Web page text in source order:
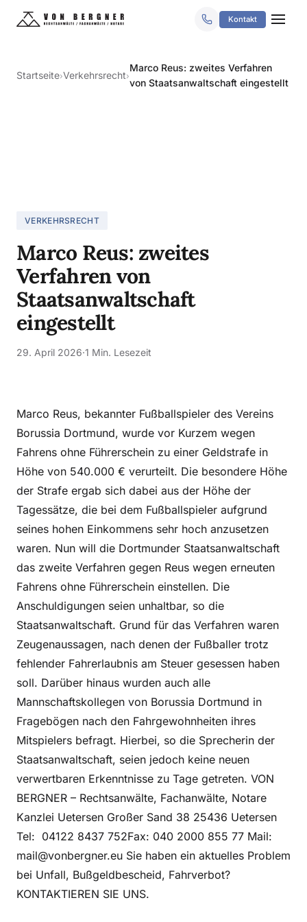
Kontakt
Startseite›Verkehrsrecht›
Marco Reus: zweites Verfahren
von Staatsanwaltschaft eingestellt
VERKEHRSRECHT
Marco Reus: zweites
Verfahren von
Staatsanwaltschaft
eingestellt
29. April 2026·1 Min. Lesezeit
Marco Reus, bekannter Fußballspieler des Vereins
Borussia Dortmund, wurde vor Kurzem wegen
Fahrens ohne Führerschein zu einer Geldstrafe in
Höhe von 540.000 € verurteilt. Die besondere Höhe
der Strafe ergab sich dabei aus der Höhe der
Tagessätze, die bei dem Fußballspieler aufgrund
seines hohen Einkommens sehr hoch anzusetzen
waren. Nun will die Dortmunder Staatsanwaltschaft
das zweite Verfahren gegen Reus wegen erneuten
Fahrens ohne Führerschein einstellen. Die
Anschuldigungen seien unhaltbar, so die
Staatsanwaltschaft. Grund für das Verfahren waren
Zeugenaussagen, nach denen der Fußballer trotz
fehlender Fahrerlaubnis am Steuer gesessen haben
soll. Darüber hinaus wurden auch alle
Mannschaftskollegen von Borussia Dortmund in
Fragebögen nach den Fahrgewohnheiten ihres
Mitspielers befragt. Hierbei, so die Sprecherin der
Staatsanwaltschaft, seien jedoch keine neuen
verwertbaren Erkenntnisse zu Tage getreten. VON
BERGNER – Rechtsanwälte, Fachanwälte, Notare
Kanzlei Uetersen Großer Sand 38 25436 Uetersen
Tel: 04122 8437 752Fax: 040 2000 855 77 Mail:
mail@vonbergner.eu Sie haben ein aktuelles Problem
bei Unfall, Bußgeldbescheid, Fahrverbot?
KONTAKTIEREN SIE UNS.